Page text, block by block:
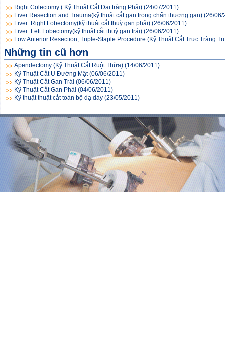
Right Colectomy ( Kỹ Thuật Cắt Đại tràng Phải) (24/07/2011)
Liver Resection and Trauma(kỹ thuật cắt gan trong chấn thương gan) (26/06/
Liver: Right Lobectomy(kỹ thuật cắt thuỳ gan phải) (26/06/2011)
Liver: Left Lobectomy(kỹ thuật cắt thuỳ gan trái) (26/06/2011)
Low Anterior Resection, Triple-Staple Procedure (Kỹ Thuật Cắt Trực Tràng
Những tin cũ hơn
Apendectomy (Kỹ Thuật Cắt Ruột Thừa) (14/06/2011)
Kỹ Thuật Cắt U Đường Mật (06/06/2011)
Kỹ Thuật Cắt Gan Trái (06/06/2011)
Kỹ Thuật Cắt Gan Phải (04/06/2011)
Kỹ thuật thuật cắt toàn bộ dạ dày (23/05/2011)